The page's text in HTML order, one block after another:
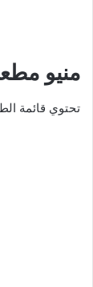
منيو
تحتوي قائمة